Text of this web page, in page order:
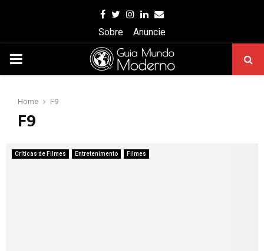
Facebook
Twitter
Instagram
Linkedin
Email
Sobre
Anuncie
PRIMARY
Home F9
F9
Críticas de Filmes Entretenimento Filmes